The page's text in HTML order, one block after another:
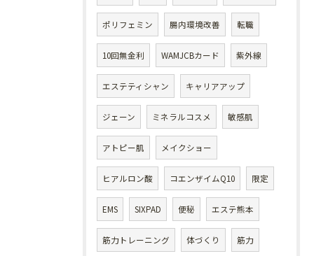
ポリフェミン 腸内環境改善 転職
10回無金利 WAMJCBカード 紫外線
エステティシャン キャリアアップ
ジェーン ミネラルコスメ 敏感肌
アトピー肌 メイクショー
ヒアルロン酸 コエンザイムQ10 限定
EMS SIXPAD 便秘 エステ熊本
筋力トレーニング 体づくり 筋力